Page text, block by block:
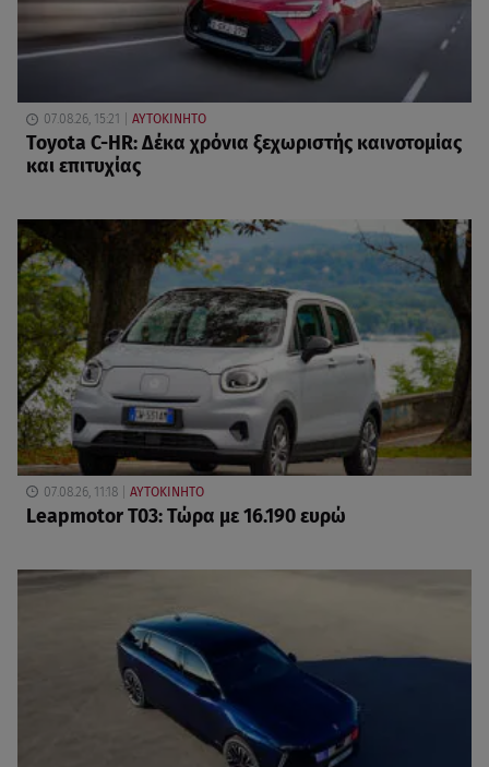
07.08.26, 15:21 ΑΥΤΟΚΙΝΗΤΟ
Toyota C-HR: Δέκα χρόνια ξεχωριστής καινοτομίας
και επιτυχίας
07.08.26, 11:18 ΑΥΤΟΚΙΝΗΤΟ
Leapmotor T03: Τώρα με 16.190 ευρώ